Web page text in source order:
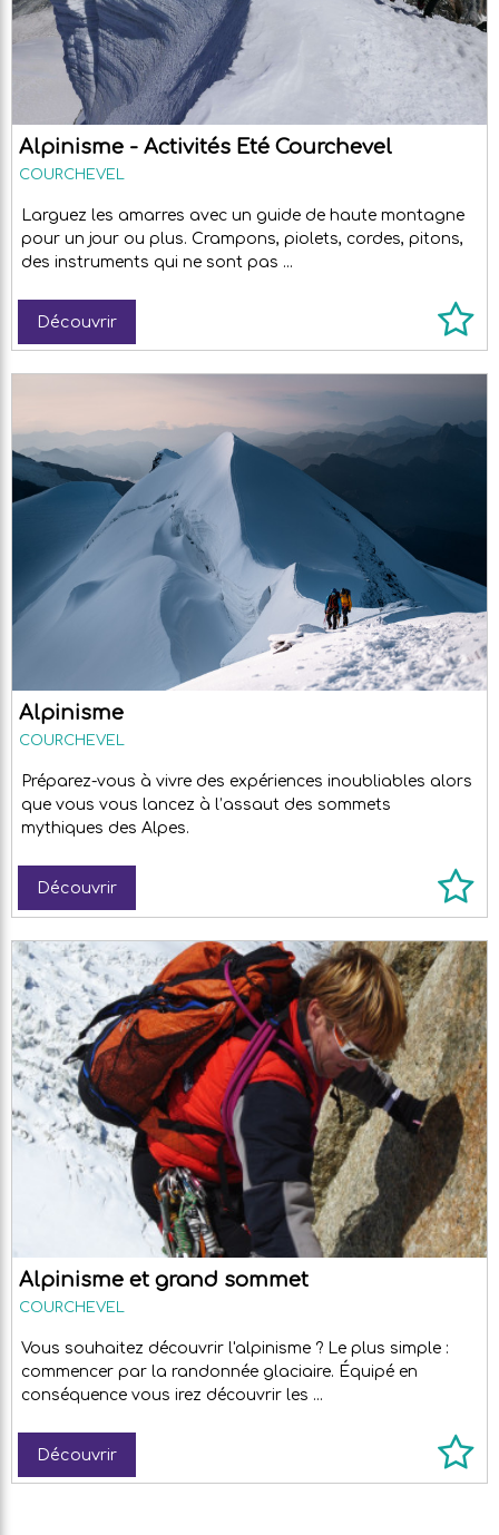
Alpinisme - Activités Eté Courchevel
COURCHEVEL
Larguez les amarres avec un guide de haute montagne
pour un jour ou plus. Crampons, piolets, cordes, pitons,
des instruments qui ne sont pas ...
Découvrir
Alpinisme
COURCHEVEL
Préparez-vous à vivre des expériences inoubliables alors
que vous vous lancez à l’assaut des sommets
mythiques des Alpes.
Découvrir
Alpinisme et grand sommet
COURCHEVEL
Vous souhaitez découvrir l'alpinisme ? Le plus simple :
commencer par la randonnée glaciaire. Équipé en
conséquence vous irez découvrir les ...
Découvrir